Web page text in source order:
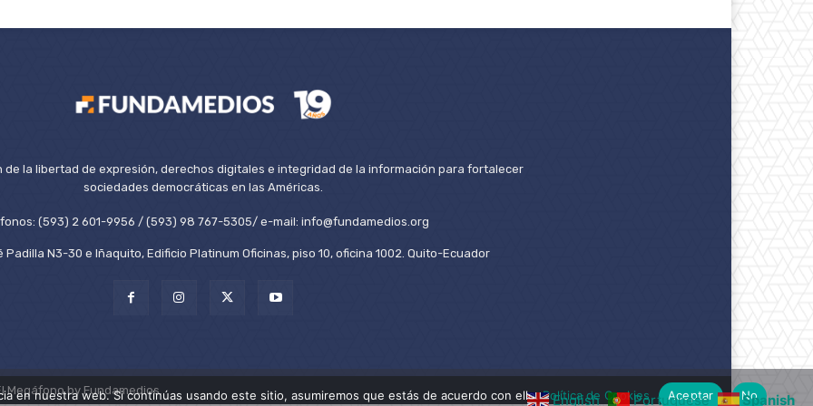
de la libertad de expresión, derechos digitales e integridad de la información para fortalecer
sociedades democráticas en las Américas.
(593) 2 601-9956 / (593) 98 767-5305/ e-mail: info@fundamedios.org
Padilla N3-30 e Iñaquito, Edificio Platinum Oficinas, piso 10, oficina 1002. Quito-Ecuador
Megáfono by Fundamedios.
English Portuguese Spanish
en nuestra web. Si continúas usando este sitio, asumiremos que estás de acuerdo con ello.Política de Cookies Aceptar No